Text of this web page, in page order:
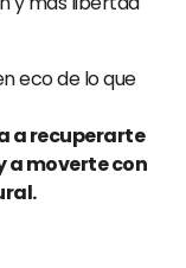
eco de lo que
a recuperarte
a moverte con